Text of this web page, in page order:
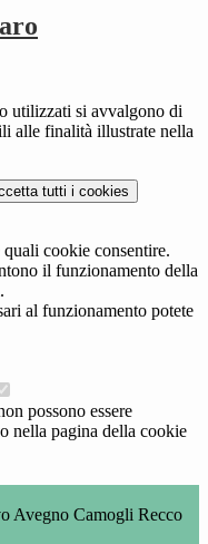
utilizzati si avvalgono di
alle finalità illustrate nella
tutti i cookies
quali cookie consentire.
il funzionamento della
al funzionamento potete
possono essere
nella pagina della cookie
Avegno Camogli Recco